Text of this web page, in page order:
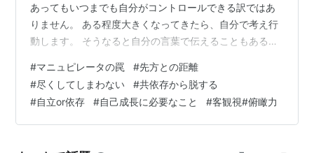
あってもいつまでも自分がコントロールできる訳ではあ
りません。 ある程度大きくなってきたら、自分で考え行
動します。 そうなると自分の言葉で伝えることもあると
尊重する姿勢でいたいものですね。 それらを踏まえてマ
ニュピレーターの意味を紐解きながら双方の心理を考え
💭てみましょう。 マニュピレーター＝操り手の意🫶 他者
の心をコントロールすることで利益を得たり優越感を満
#マニュピレータの罠 #先方との距離
#尽くしてしまわない #共依存から脱する
#自立or依存 #自己成長に必要なこと #客観視#俯瞰力